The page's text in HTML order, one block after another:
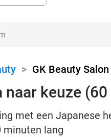
> GK Beauty Salon
naar keuze
met een Japanese
minuten lang